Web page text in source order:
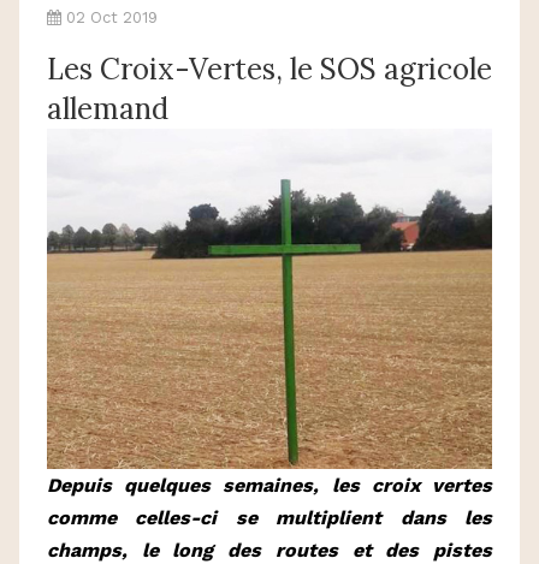
02 Oct 2019
Les Croix-Vertes, le SOS agricole
allemand
Depuis quelques semaines, les croix vertes
comme celles-ci se multiplient dans les
champs, le long des routes et des pistes